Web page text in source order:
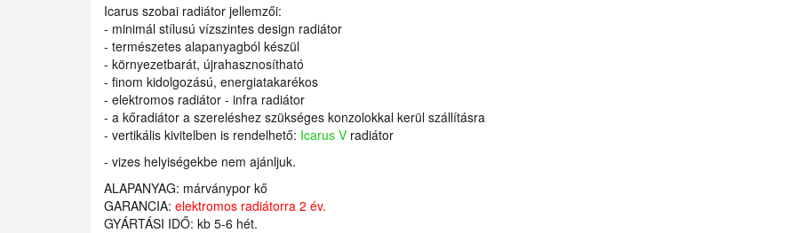
Icarus szobai radiátor jellemzői:
- minimál stílusú vízszintes design radiátor
- természetes alapanyagból készül
- környezetbarát, újrahasznosítható
- finom kidolgozású, energiatakarékos
- elektromos radiátor - infra radiátor
- a kőradiátor a szereléshez szükséges konzolokkal kerül szállításra
- vertikális kivitelben is rendelhető: Icarus V radiátor
- vizes helyiségekbe nem ajánljuk.
ALAPANYAG: márványpor kő
GARANCIA: elektromos radiátorra 2 év.
GYÁRTÁSI IDŐ: kb 5-6 hét.